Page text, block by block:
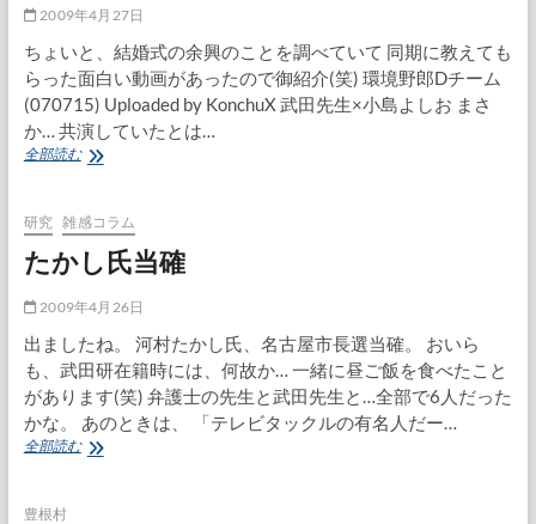
ト
2009年4月27日
ちょいと、結婚式の余興のことを調べていて 同期に教えても
らった面白い動画があったので御紹介(笑) 環境野郎Dチーム
(070715) Uploaded by KonchuX 武田先生×小島よしお まさ
か… 共演していたとは…
全部読む関
い
派
研究 雑感コラム
たかし氏当確
2009年4月26日
出ましたね。 河村たかし氏、名古屋市長選当確。 おいら
も、武田研在籍時には、何故か… 一緒に昼ご飯を食べたこと
があります(笑) 弁護士の先生と武田先生と…全部で6人だった
かな。 あのときは、 「テレビタックルの有名人だー…
全部読むた
豊根村